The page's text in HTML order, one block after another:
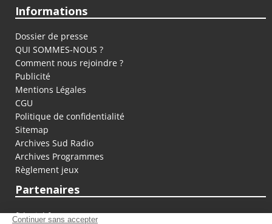
Informations
Dossier de presse
QUI SOMMES-NOUS ?
Comment nous rejoindre ?
Publicité
Mentions Légales
CGU
Politique de confidentialité
Sitemap
Archives Sud Radio
Archives Programmes
Règlement jeux
Partenaires
fiducial.fr